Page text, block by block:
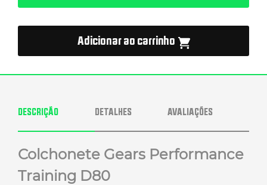
Adicionar ao carrinho
DESCRIÇÃO DETALHES AVALIAÇÕES
Colchonete Gears Performance
Training D80